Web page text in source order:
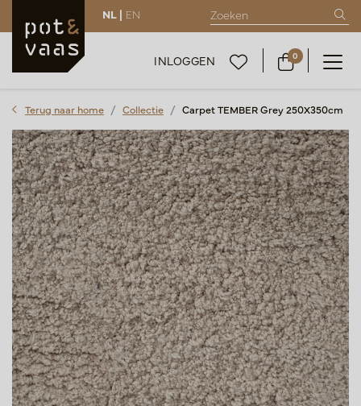
NL | EN
INLOGGEN 0
Terug naar home Collectie Carpet TEMBER Grey 250X350cm